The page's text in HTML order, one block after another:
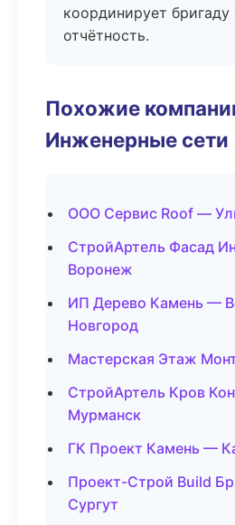
координирует бригаду
отчётность.
Похожие
Инженерные сети
ООО Сервис Roof —
СтройАртель Фасад
Воронеж
ИП Дерево Камень —
Новгород
Мастерская Этаж
СтройАртель Кров
Мурманск
ГК Проект Камень —
Проект-Строй Build
Сургут